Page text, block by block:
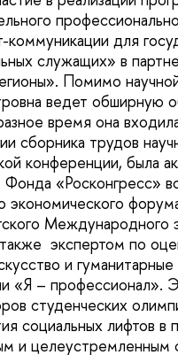
коммуникации для
служащих» в
Помимо
ведет обширную
время она
сборника трудов
конференции, была
Фонда «Росконгресс»
экономического
Международного
экспертом по
и гуманитарные
«Я – профессионал».
студенческих
социальных лифтов в
и целеустремленным